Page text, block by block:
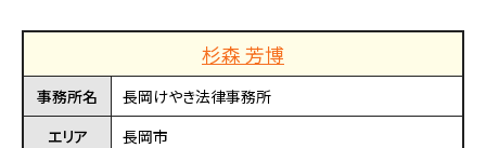
杉森 芳博
事務所名
長岡けやき法律事務所
エリア
長岡市